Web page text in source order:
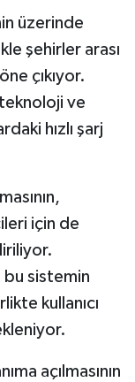
üzerinde
şehirler arası
çıkıyor.
ve
hızlı şarj
için de
bu sistemin
kullanıcı
açılmasının